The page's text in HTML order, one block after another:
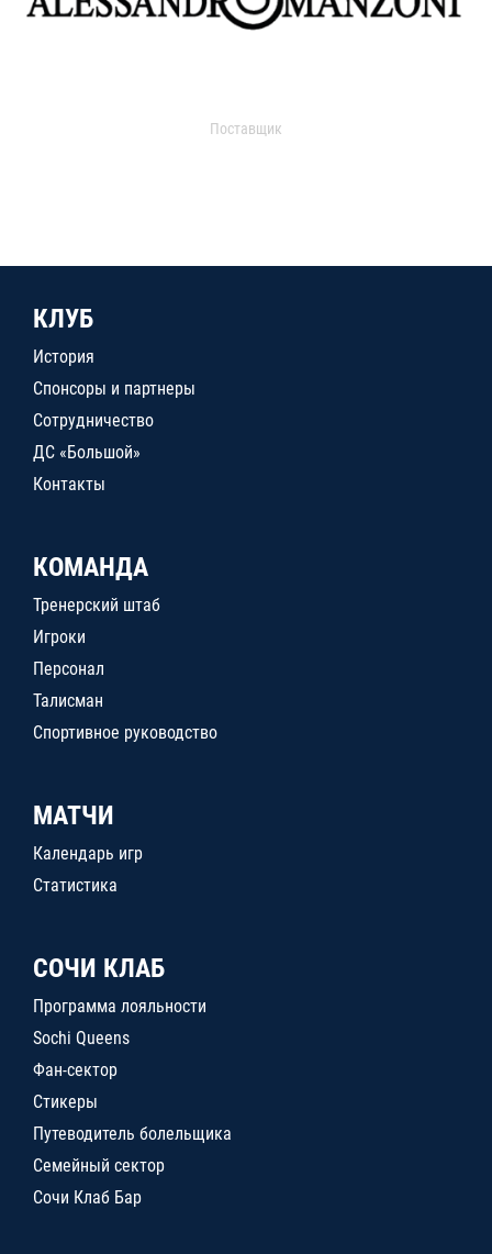
Поставщик
КЛУБ
История
Спонсоры и партнеры
Сотрудничество
ДС «Большой»
Контакты
КОМАНДА
Тренерский штаб
Игроки
Персонал
Талисман
Спортивное руководство
МАТЧИ
Календарь игр
Статистика
СОЧИ КЛАБ
Программа лояльности
Sochi Queens
Фан-сектор
Стикеры
Путеводитель болельщика
Семейный сектор
Сочи Клаб Бар